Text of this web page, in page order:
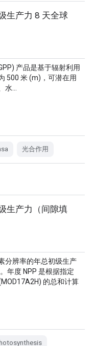
生产力 8 天全球
产品是基于辐射利用
500 米 (m)，可潜在用
水…
光合作用
生产力（间隙填
分辨率的年总初级生产
年度 NPP 是根据指定
的总和计算